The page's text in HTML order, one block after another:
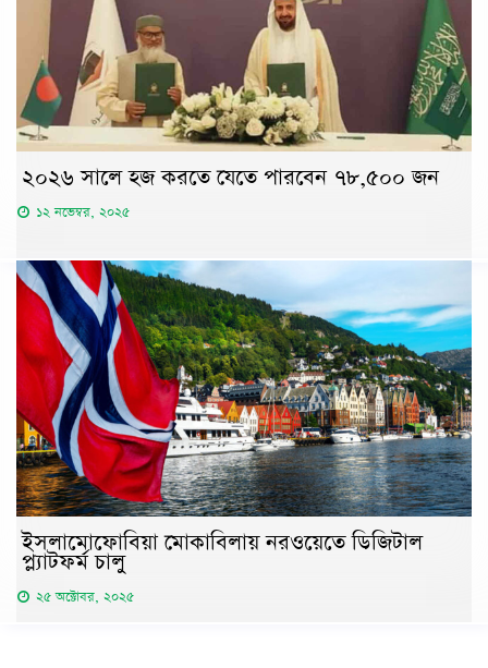
২০২৬ সালে হজ করতে যেতে পারবেন ৭৮,৫০০ জন
১২ নভেম্বর, ২০২৫
ইসলামোফোবিয়া মোকাবিলায় নরওয়েতে ডিজিটাল
প্ল্যাটফর্ম চালু
২৫ অক্টোবর, ২০২৫